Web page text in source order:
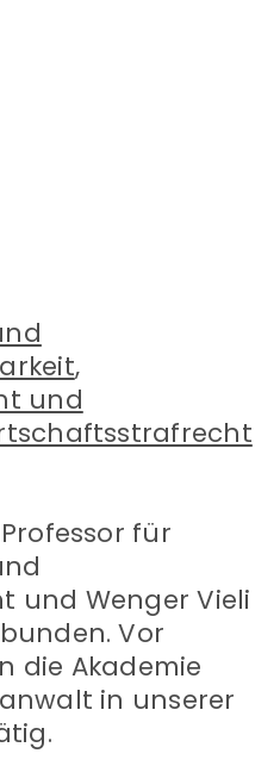
,
und
für
und Wenger Vieli
Vor
die Akademie
in unserer